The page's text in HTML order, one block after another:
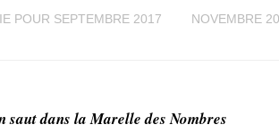
POUR SEPTEMBRE 2017 NOVEMBRE
saut dans la Marelle des Nombres